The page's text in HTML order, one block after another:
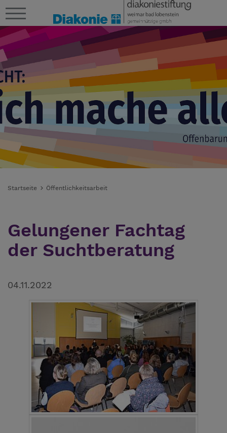
Startseite Öffentlichkeitsarbeit
Gelungener Fachtag
der Suchtberatung
04.11.2022